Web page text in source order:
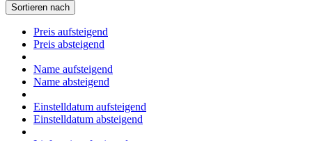
Sortieren nach
Preis aufsteigend
Preis absteigend
Name aufsteigend
Name absteigend
Einstelldatum aufsteigend
Einstelldatum absteigend